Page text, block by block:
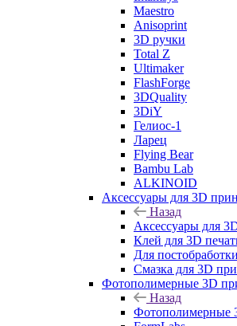
Maestro
Anisoprint
3D ручки
Total Z
Ultimaker
FlashForge
3DQuality
3DiY
Гелиос-1
Ларец
Flying Bear
Bambu Lab
ALKINOID
Аксессуары для 3D
Назад
Аксессуары для
Клей для 3D
Для
Смазка для 3D
Фотополимерные 3D
Назад
Фотополимерные